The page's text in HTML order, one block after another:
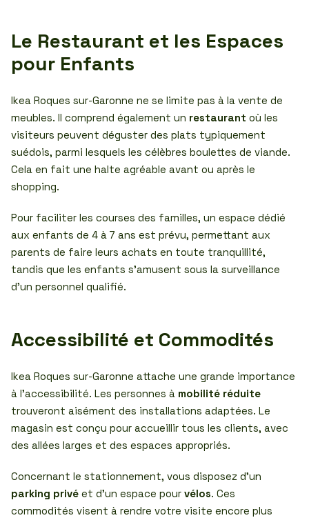
Le Restaurant et les Espaces
pour Enfants
Ikea Roques sur-Garonne ne se limite pas à la vente de
meubles. Il comprend également un restaurant où les
visiteurs peuvent déguster des plats typiquement
suédois, parmi lesquels les célèbres boulettes de viande.
Cela en fait une halte agréable avant ou après le
shopping.
Pour faciliter les courses des familles, un espace dédié
aux enfants de 4 à 7 ans est prévu, permettant aux
parents de faire leurs achats en toute tranquillité,
tandis que les enfants s’amusent sous la surveillance
d’un personnel qualifié.
Accessibilité et Commodités
Ikea Roques sur-Garonne attache une grande importance
à l’accessibilité. Les personnes à mobilité réduite
trouveront aisément des installations adaptées. Le
magasin est conçu pour accueillir tous les clients, avec
des allées larges et des espaces appropriés.
Concernant le stationnement, vous disposez d’un
parking privé et d’un espace pour vélos. Ces
commodités visent à rendre votre visite encore plus